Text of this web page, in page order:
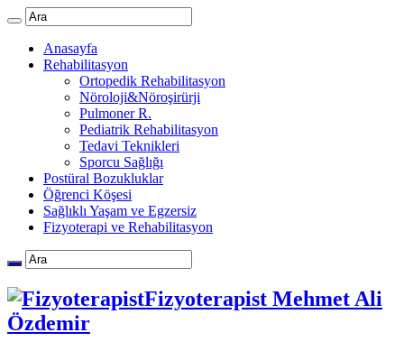
Anasayfa
Rehabilitasyon
Ortopedik Rehabilitasyon
Nöroloji&Nöroşirürji
Pulmoner R.
Pediatrik Rehabilitasyon
Tedavi Teknikleri
Sporcu Sağlığı
Postüral Bozukluklar
Öğrenci Köşesi
Sağlıklı Yaşam ve Egzersiz
Fizyoterapi ve Rehabilitasyon
Fizyoterapist Mehmet Ali
Özdemir